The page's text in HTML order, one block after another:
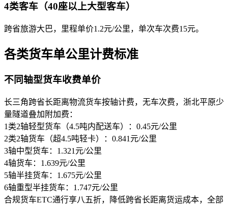
4类客车（40座以上大型客车）
跨省旅游大巴，里程单价1.2元/公里，单次车次费15元。
各类货车单公里计费标准
不同轴型货车收费单价
长三角跨省长距离物流货车按轴计费，无车次费，浙北平原少
量隧道叠加附加费：
1类2轴轻型货车（4.5吨内配送车）：0.45元/公里
2类2轴货车（超4.5吨轻卡）：0.841元/公里
3轴中型货车：1.321元/公里
4轴货车：1.639元/公里
5轴半挂货车：1.675元/公里
6轴重型半挂货车：1.747元/公里
合规货车ETC通行享八五折，降低跨省长距离货运成本，全部